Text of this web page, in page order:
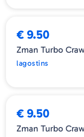
€ 9.50
Zman Turbo
lagostins
€ 9.50
Zman Turbo